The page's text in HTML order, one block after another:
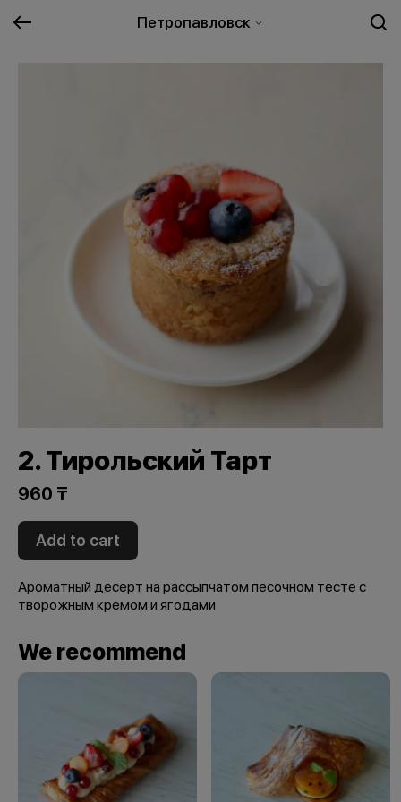
Петропавловск
2. Тирольский Тарт
960 ₸
Add to cart
Ароматный десерт на рассыпчатом песочном тесте с
творожным кремом и ягодами
We recommend